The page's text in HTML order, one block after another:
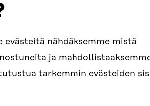
nähdäksemme mistä
ja
tarkemmin evästeiden
294 618 991